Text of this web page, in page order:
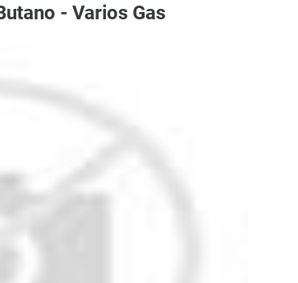
- Varios Gas